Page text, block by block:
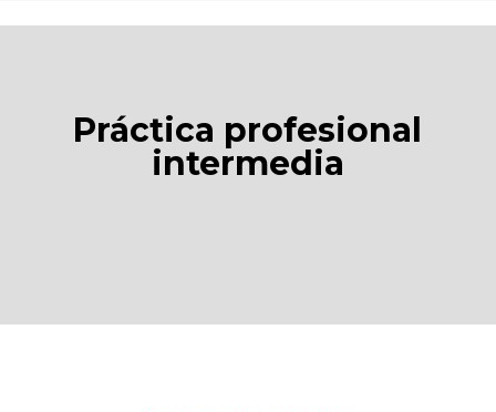
Práctica profesional
intermedia